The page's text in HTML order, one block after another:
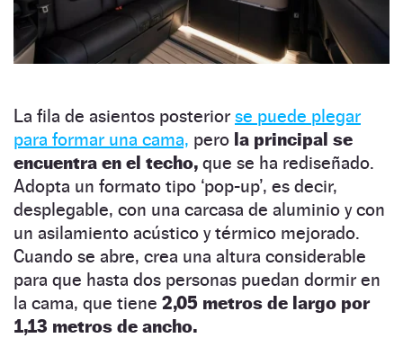
La fila de asientos posterior se puede plegar
para formar una cama, pero la principal se
encuentra en el techo, que se ha rediseñado.
Adopta un formato tipo ‘pop-up’, es decir,
desplegable, con una carcasa de aluminio y con
un asilamiento acústico y térmico mejorado.
Cuando se abre, crea una altura considerable
para que hasta dos personas puedan dormir en
la cama, que tiene 2,05 metros de largo por
1,13 metros de ancho.